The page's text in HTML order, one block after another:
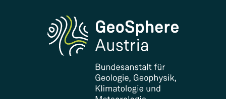
Kontakt und Besuch
Forschung und Kooperationen
Downloads
Zertifikate und Auszeichnungen
FAQ - Häufig gestellte Fragen
Forschung unterstützen
Phenowatch.at